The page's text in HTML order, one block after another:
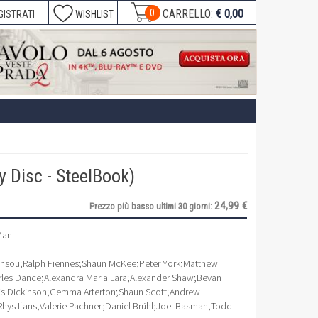
0 CARRELLO: € 0,00
WISHLIST
Disc - SteelBook)
Prezzo più basso ultimi 30 giorni:24,99 €
;Ralph Fiennes;Shaun McKee;Peter York;Matthew
Dance;Alexandra Maria Lara;Alexander Shaw;Bevan
Dickinson;Gemma Arterton;Shaun Scott;Andrew
Ifans;Valerie Pachner;Daniel Brühl;Joel Basman;Todd